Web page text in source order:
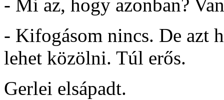
- Mi az, hogy azonban?
- Kifogásom nincs. De azt
lehet közölni. Túl erős.
Gerlei elsápadt.